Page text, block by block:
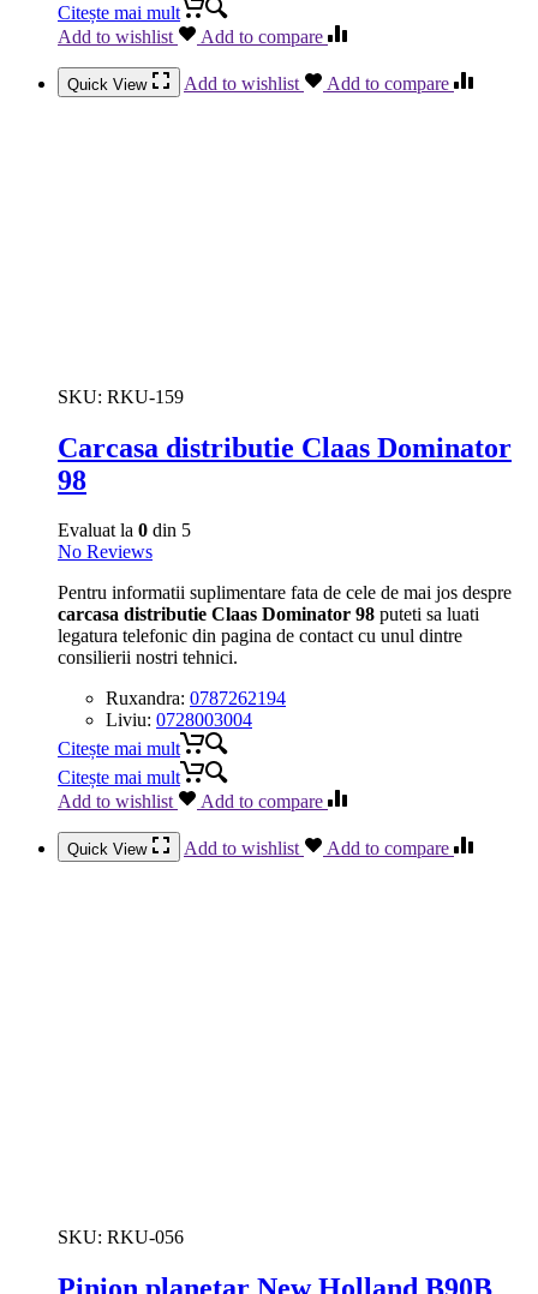
Citește mai mult
Add to wishlist
Add to compare
Quick View Add to wishlist Add to compare
SKU: RKU-159
Carcasa distributie Claas Dominator
98
Evaluat la 0 din 5
No Reviews
Pentru informatii suplimentare fata de cele de mai jos despre
carcasa distributie Claas Dominator 98 puteti sa luati
legatura telefonic din pagina de contact cu unul dintre
consilierii nostri tehnici.
Ruxandra: 0787262194
Liviu: 0728003004
Citește mai mult
Citește mai mult
Add to wishlist
Add to compare
Quick View Add to wishlist Add to compare
SKU: RKU-056